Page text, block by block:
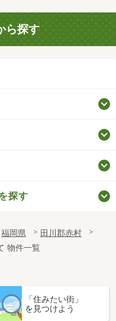
ら探す
探す
福岡県
田川郡赤村
物件一覧
「住みたい街」
を見つけよう